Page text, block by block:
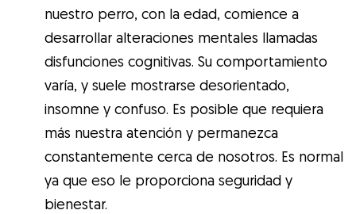
nuestro perro, con la edad, comience a
desarrollar alteraciones mentales llamadas
disfunciones cognitivas. Su comportamiento
varía, y suele mostrarse desorientado,
insomne y confuso. Es posible que requiera
más nuestra atención y permanezca
constantemente cerca de nosotros. Es normal
ya que eso le proporciona seguridad y
bienestar.